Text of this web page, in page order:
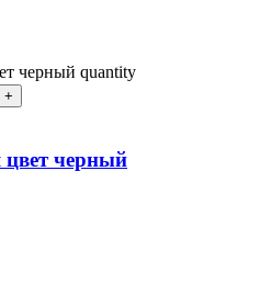
черный quantity
черный